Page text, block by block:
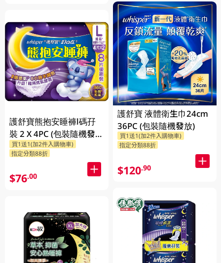
護舒寶熊抱安睡褲l碼孖
裝 2 X 4PC (包裝隨機發
放)
買1送1(加2件入購物車)
指定分類88折
$76.00
護舒寶 液體衛生巾24cm
36PC (包裝隨機發放)
買1送1(加2件入購物車)
指定分類88折
$120.90